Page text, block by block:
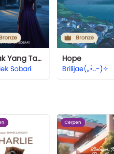
Retak Yang Tak Terlihat
Sobari
Bronze
Hope
Brilijae(⁠｡⁠•̀⁠ᴗ⁠-⁠)⁠✧
Cerpen